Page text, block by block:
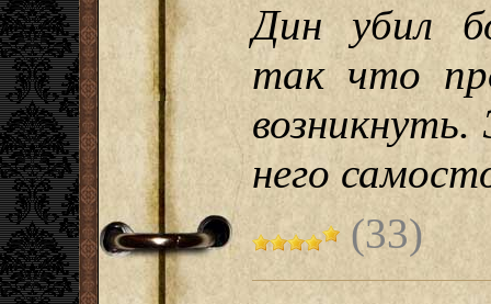
Дин убил
так что
него
(33)